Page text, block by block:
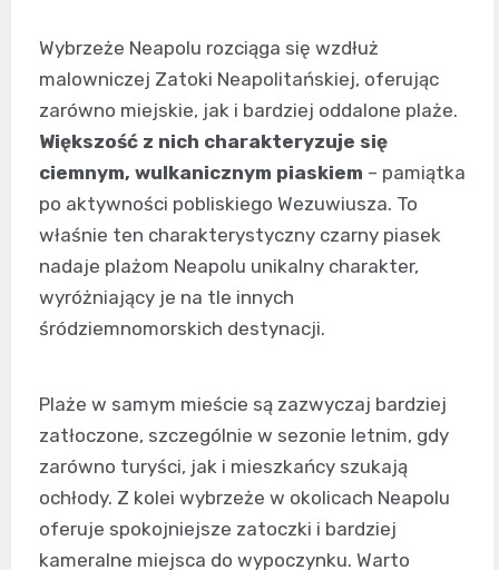
Wybrzeże Neapolu rozciąga się wzdłuż
malowniczej Zatoki Neapolitańskiej, oferując
zarówno miejskie, jak i bardziej oddalone plaże.
Większość z nich charakteryzuje się
ciemnym, wulkanicznym piaskiem – pamiątka
po aktywności pobliskiego Wezuwiusza. To
właśnie ten charakterystyczny czarny piasek
nadaje plażom Neapolu unikalny charakter,
wyróżniający je na tle innych
śródziemnomorskich destynacji.
Plaże w samym mieście są zazwyczaj bardziej
zatłoczone, szczególnie w sezonie letnim, gdy
zarówno turyści, jak i mieszkańcy szukają
ochłody. Z kolei wybrzeże w okolicach Neapolu
oferuje spokojniejsze zatoczki i bardziej
kameralne miejsca do wypoczynku. Warto